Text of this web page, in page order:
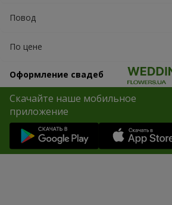
Повод
По цене
Оформление свадеб
Скачайте наше мобильное
приложение